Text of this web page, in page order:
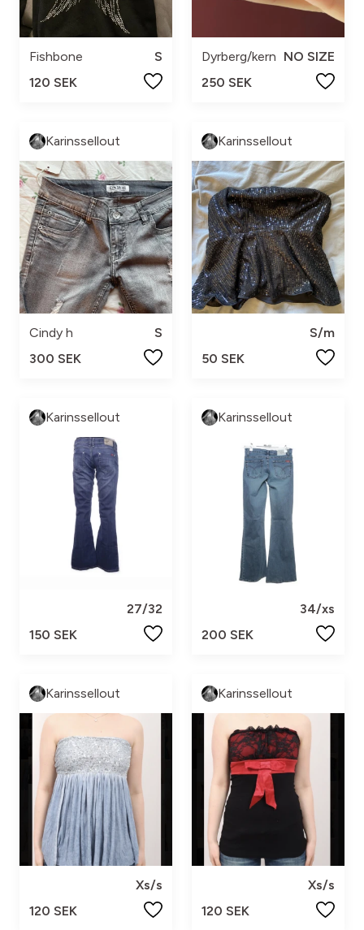
Fishbone
S
120 SEK
Dyrberg/kern NO SIZE
250 SEK
Karinssellout
Cindy h
S
300 SEK
Karinssellout
S/m
50 SEK
Karinssellout
27/32
150 SEK
Karinssellout
34/xs
200 SEK
Karinssellout
Xs/s
120 SEK
Karinssellout
Xs/s
120 SEK